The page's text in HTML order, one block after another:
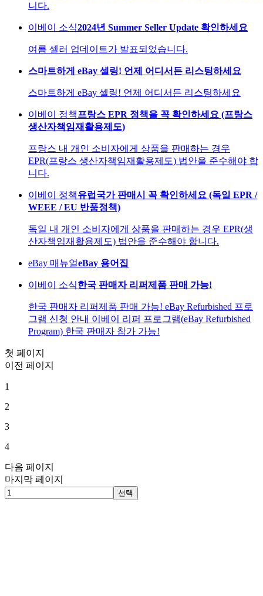
니다.
이베이 소식2024년 Summer Seller Update 확인하세요
여름 셀러 업데이트가 발표되었습니다.
스마트하게 eBay 셀링! 언제 어디서든 리스팅하세요
스마트하게 eBay 셀링! 언제 어디서든 리스팅하세요
이베이 정책프랑스 EPR 정책을 꼭 확인하세요 (프랑스
생산자책임재활용제도)
프랑스 내 개인 소비자에게 상품을 판매하는 경우
EPR(프랑스 생산자책임재활용제도) 법안을 준수해야 합
니다.
이베이 정책유럽국가 판매시 꼭 확인하세요 (독일 EPR /
WEEE / EU 반품정책)
독일 내 개인 소비자에게 상품을 판매하는 경우 EPR(생
산자책임재활용제도) 법안을 준수해야 합니다.
eBay 매뉴얼eBay 용어집
이베이 소식한국 판매자 리퍼제품 판매 가능!
한국 판매자 리퍼제품 판매 가능! eBay Refurbished 프로
그램 신청 안내 이베이 리퍼 프로그램(eBay Refurbished
Program) 한국 판매자 참가 가능!
첫 페이지
이전 페이지
1
2
3
4
다음 페이지
마지막 페이지
선택